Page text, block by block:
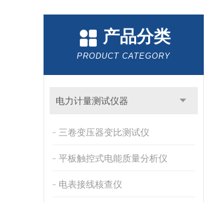
产品分类
PRODUCT CATEGORY
电力计量测试仪器
三卷变压器变比测试仪
平板触控式电能质量分析仪
电表接线核查仪